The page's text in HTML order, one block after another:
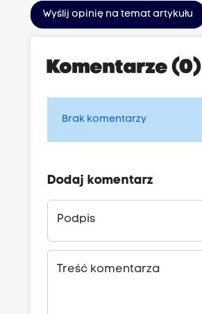
Wyślij opinię na temat artykułu
Komentarze (0)
Brak komentarzy
Dodaj komentarz
Podpis
Treść komentarza